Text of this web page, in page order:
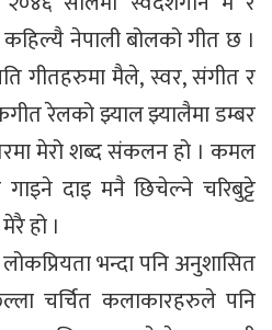
नेपाली बोलको गीत छ ।
गीतहरुमा मैले, स्वर, संगीत र
रेलको झ्याल झ्यालैमा डम्बर
मेरो शब्द संकलन हो । कमल
गाइने दाइ मनै छिचेल्ने चरिबुट्टे
हो ।
भन्दा पनि अनुशासित
चर्चित कलाकारहरुले पनि